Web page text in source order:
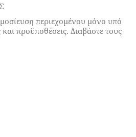
περιεχομένου μόνο υπό
προϋποθέσεις. Διαβάστε τους